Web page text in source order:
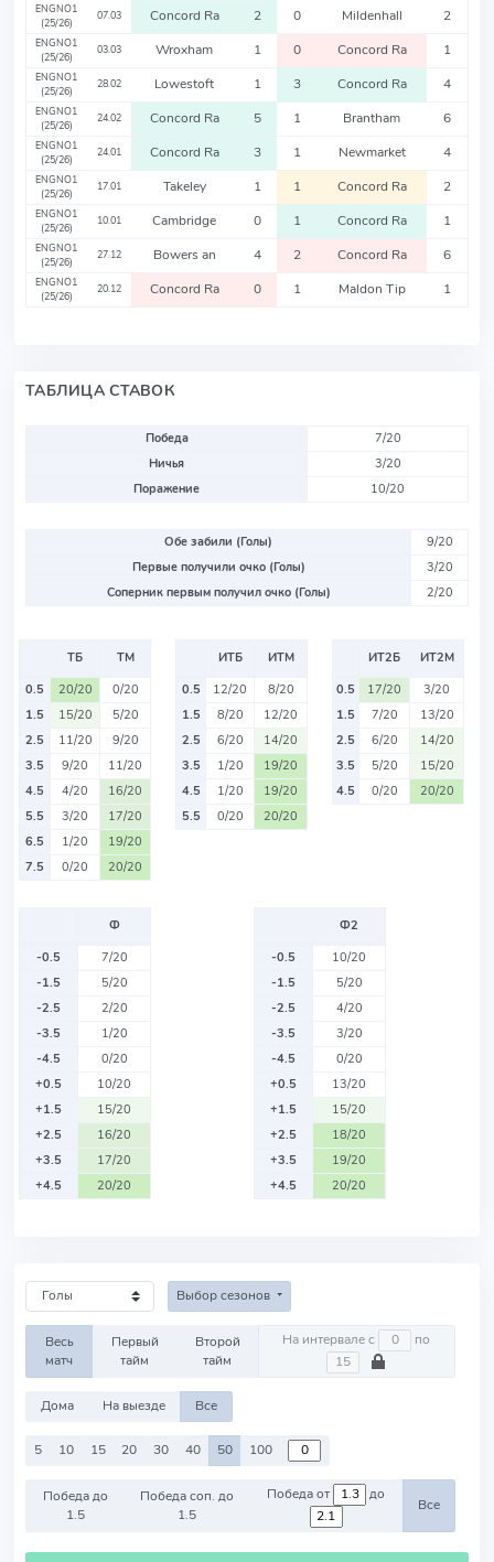
ENGNO1
(25/26)
07.03 Concord Ra 2 0 Mildenhall 2
ENGNO1
(25/26)
03.03 Wroxham 1 0 Concord Ra 1
ENGNO1
(25/26)
28.02 Lowestoft 1 3 Concord Ra 4
ENGNO1
(25/26)
24.02 Concord Ra 5 1 Brantham 6
ENGNO1
(25/26)
24.01 Concord Ra 3 1 Newmarket 4
ENGNO1
(25/26)
17.01 Takeley 1 1 Concord Ra 2
ENGNO1
(25/26)
10.01 Cambridge 0 1 Concord Ra 1
ENGNO1
(25/26)
27.12 Bowers an 4 2 Concord Ra 6
ENGNO1
(25/26)
20.12 Concord Ra 0 1 Maldon Tip 1
ТАБЛИЦА СТАВОК
Победа
7/20
Ничья
3/20
Поражение
10/20
Обе забили (Голы)
9/20
Первые получили очко (Голы)
3/20
Соперник первым получил очко (Голы)
2/20
ТБ
ТМ
0.5
20/20
0/20
1.5
15/20
5/20
2.5
11/20
9/20
3.5
9/20
11/20
4.5
4/20
16/20
5.5
3/20
17/20
6.5
1/20
19/20
7.5
0/20 20/20
ИТБ
ИТМ
0.5
12/20
8/20
1.5
8/20
12/20
2.5
6/20
14/20
3.5
1/20
19/20
4.5
1/20
19/20
5.5
0/20 20/20
ИТ2Б
ИТ2М
0.5
17/20
3/20
1.5
7/20
13/20
2.5
6/20
14/20
3.5
5/20
15/20
4.5
0/20 20/20
Ф
-0.5
7/20
-1.5
5/20
-2.5
2/20
-3.5
1/20
-4.5
0/20
+0.5
10/20
+1.5
15/20
+2.5
16/20
+3.5
17/20
+4.5
20/20
Ф2
-0.5
10/20
-1.5
5/20
-2.5
4/20
-3.5
3/20
-4.5
0/20
+0.5
13/20
+1.5
15/20
+2.5
18/20
+3.5
19/20
+4.5
20/20
Выбор сезонов
Весь
матч
Первый
тайм
Второй
тайм
На интервале с по
Дома На выезде Все
5 10 15 20 30 40 50 100
Победа до
1.5
Победа соп. до
1.5
Победа от до
Все